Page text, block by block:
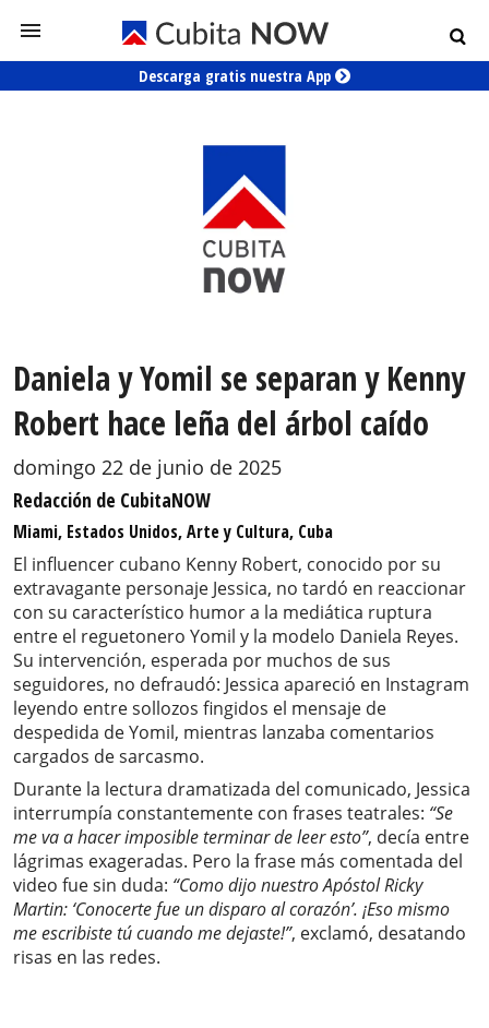
Descarga gratis nuestra App
Daniela y Yomil se separan y Kenny
Robert hace leña del árbol caído
domingo 22 de junio de 2025
Redacción de CubitaNOW
Miami, Estados Unidos, Arte y Cultura, Cuba
El influencer cubano Kenny Robert, conocido por su
extravagante personaje Jessica, no tardó en reaccionar
con su característico humor a la mediática ruptura
entre el reguetonero Yomil y la modelo Daniela Reyes.
Su intervención, esperada por muchos de sus
seguidores, no defraudó: Jessica apareció en Instagram
leyendo entre sollozos fingidos el mensaje de
despedida de Yomil, mientras lanzaba comentarios
cargados de sarcasmo.
Durante la lectura dramatizada del comunicado, Jessica
interrumpía constantemente con frases teatrales: “Se
me va a hacer imposible terminar de leer esto”, decía entre
lágrimas exageradas. Pero la frase más comentada del
video fue sin duda: “Como dijo nuestro Apóstol Ricky
Martin: ‘Conocerte fue un disparo al corazón’. ¡Eso mismo
me escribiste tú cuando me dejaste!”, exclamó, desatando
risas en las redes.